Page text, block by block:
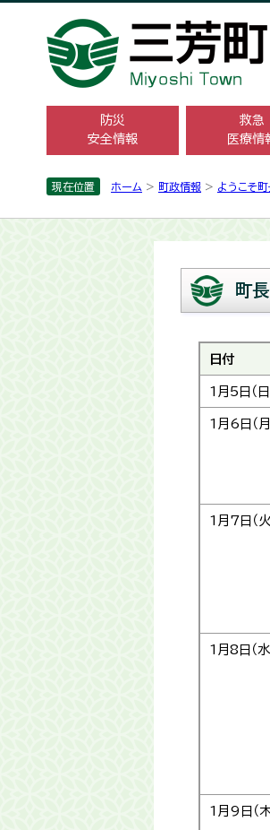
防災
安全情報
救急
医療情
現在位置 ホーム > 町政情報 > ようこそ
町
日付
1月5日（日
1月6日（月
1月7日（火
1月8日（水
1月9日（木